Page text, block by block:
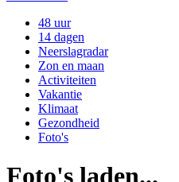
48 uur
14 dagen
Neerslagradar
Zon en maan
Activiteiten
Vakantie
Klimaat
Gezondheid
Foto's
Foto's laden...